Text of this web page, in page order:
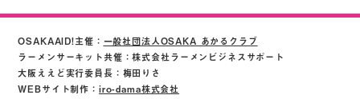
OSAKAAID!主催： 一般社団法人OSAKA あかるクラブ
ラーメンサーキット共催：株式会社ラーメンビジネスサポート
大阪ええど実行委員長：梅田りさ
WEBサイト制作： iro-dama株式会社